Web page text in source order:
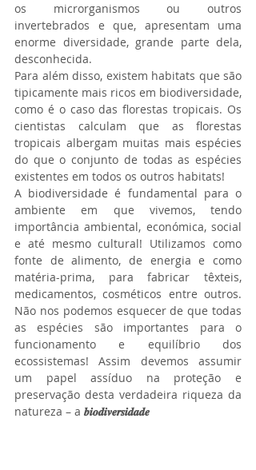
os microrganismos ou outros
invertebrados e que, apresentam uma
enorme diversidade, grande parte dela,
desconhecida.
Para além disso, existem habitats que são
tipicamente mais ricos em biodiversidade,
como é o caso das florestas tropicais. Os
cientistas calculam que as florestas
tropicais albergam muitas mais espécies
do que o conjunto de todas as espécies
existentes em todos os outros habitats!
A biodiversidade é fundamental para o
ambiente em que vivemos, tendo
importância ambiental, económica, social
e até mesmo cultural! Utilizamos como
fonte de alimento, de energia e como
matéria-prima, para fabricar têxteis,
medicamentos, cosméticos entre outros.
Não nos podemos esquecer de que todas
as espécies são importantes para o
funcionamento e equilíbrio dos
ecossistemas! Assim devemos assumir
um papel assíduo na proteção e
preservação desta verdadeira riqueza da
natureza – a 𝒃𝒊𝒐𝒅𝒊𝒗𝒆𝒓𝒔𝒊𝒅𝒂𝒅𝒆